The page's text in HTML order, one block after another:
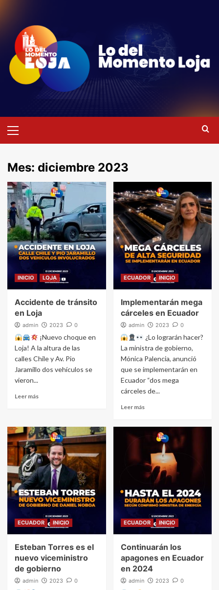
contenido
primario
Mes: diciembre 2023
INICIO LOJA
Accidente de tránsito
en Loja
admin 2023 0
¡Nuevo choque en
Loja! A la altura de las
calles Chile y Av. Pio
Jaramillo dos vehículos se
vieron...
Leer más
ECUADOR INICIO
Implementarán mega
cárceles en Ecuador
admin 2023 0
¿Lo lograrán hacer?
La ministra de gobierno,
Mónica Palencia, anunció
que se implementarán en
Ecuador “dos mega
cárceles de...
Leer más
ECUADOR INICIO
Esteban Torres es el
nuevo viceministro
de gobierno
admin 2023 0
ECUADOR INICIO
Continuarán los
apagones en Ecuador
en 2024
admin 2023 0